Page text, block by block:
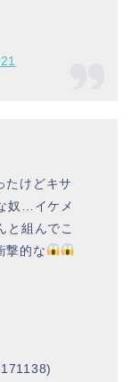
たけどキサ
奴…イケメ
と組んでこ
撃的な